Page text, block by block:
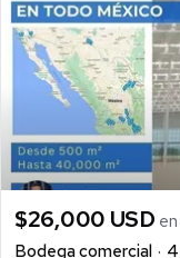
$26,000 USD
Bodega comercial